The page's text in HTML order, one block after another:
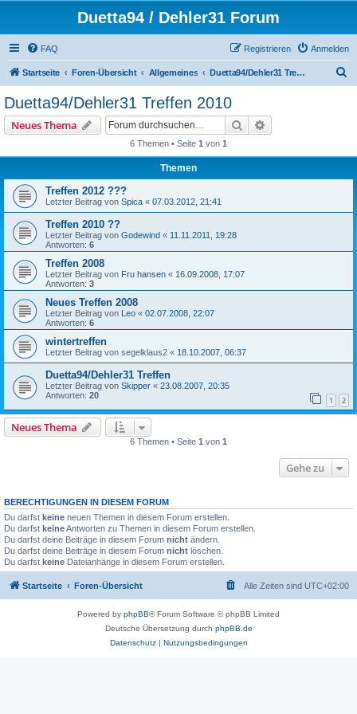
Duetta94 / Dehler31 Forum
FAQ Anmelden
Registrieren
Startseite Foren-Übersicht Allgemeines Duetta94/Dehler31 Treffen 2010
Duetta94/Dehler31 Treffen 2010
Neues Thema Suche
6 Themen • Seite 1 von 1
Themen
Treffen 2012 ???
Letzter Beitrag von Spica « 07.03.2012, 21:41
Treffen 2010 ??
Letzter Beitrag von Godewind « 11.11.2011, 19:28
Antworten: 6
Treffen 2008
Letzter Beitrag von Fru hansen « 16.09.2008, 17:07
Antworten: 3
Neues Treffen 2008
Letzter Beitrag von Leo « 02.07.2008, 22:07
Antworten: 6
wintertreffen
Letzter Beitrag von segelklaus2 « 18.10.2007, 06:37
Duetta94/Dehler31 Treffen
Letzter Beitrag von Skipper « 23.08.2007, 20:35
Antworten: 20 1 2
Neues Thema
6 Themen • Seite 1 von 1
Gehe zu
BERECHTIGUNGEN IN DIESEM FORUM
Du darfst keine neuen Themen in diesem Forum erstellen.
Du darfst keineAntworten zu Themen in diesem Forum erstellen.
Du darfst deine Beiträge in diesem Forum nicht ändern.
Du darfst deine Beiträge in diesem Forum nicht löschen.
Du darfst keine Dateianhänge in diesem Forum erstellen.
Startseite Foren-Übersicht Alle Zeiten sind UTC+02:00
Powered by phpBB® Forum Software © phpBB Limited
Deutsche Übersetzung durch phpBB.de
Datenschutz| Nutzungsbedingungen